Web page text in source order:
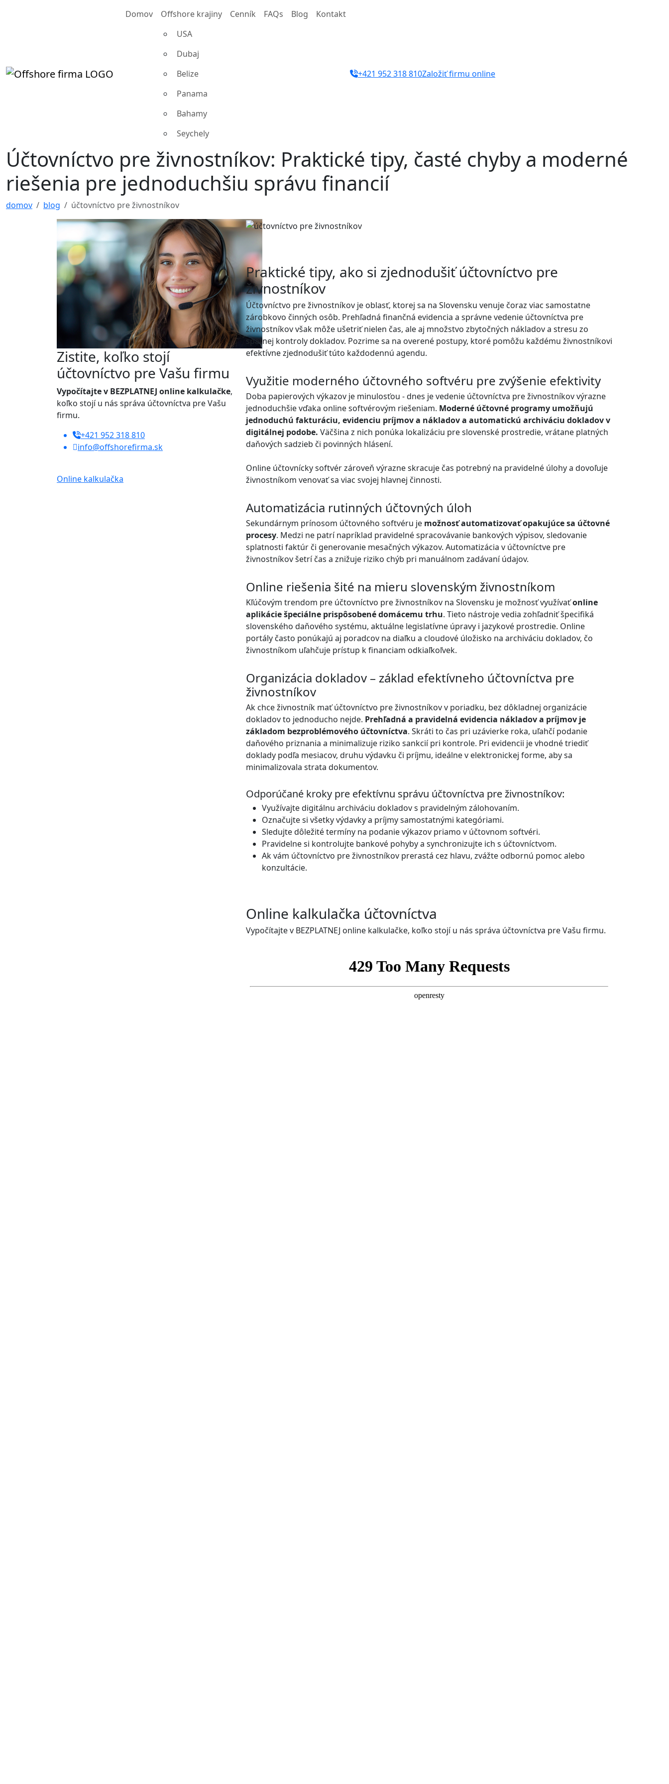
Domov
Offshore krajiny
USA
Dubaj
Belize
Panama
Bahamy
Seychely
Cenník FAQs Blog Kontakt
+421 952 318 810Založiť firmu online
Účtovníctvo pre živnostníkov: Praktické tipy, časté chyby a moderné
riešenia pre jednoduchšiu správu financií
domov blog účtovníctvo pre živnostníkov
Zistite, koľko stojí
účtovníctvo pre Vašu firmu
Vypočítajte v BEZPLATNEJ online kalkulačke,
koľko stojí u nás správa účtovníctva pre Vašu
firmu.
+421 952 318 810
info@offshorefirma.sk
Online kalkulačka
Praktické tipy, ako si zjednodušiť účtovníctvo pre
živnostníkov
Účtovníctvo pre živnostníkov je oblasť, ktorej sa na Slovensku venuje čoraz viac samostatne
zárobkovo činných osôb. Prehľadná finančná evidencia a správne vedenie účtovníctva pre
živnostníkov však môže ušetriť nielen čas, ale aj množstvo zbytočných nákladov a stresu zo
spätnej kontroly dokladov. Pozrime sa na overené postupy, ktoré pomôžu každému živnostníkovi
efektívne zjednodušiť túto každodennú agendu.
Využitie moderného účtovného softvéru pre zvýšenie efektivity
Doba papierových výkazov je minulosťou - dnes je vedenie účtovníctva pre živnostníkov výrazne
jednoduchšie vďaka online softvérovým riešeniam. Moderné účtovné programy umožňujú
jednoduchú fakturáciu, evidenciu príjmov a nákladov a automatickú archiváciu dokladov v
digitálnej podobe. Väčšina z nich ponúka lokalizáciu pre slovenské prostredie, vrátane platných
daňových sadzieb či povinných hlásení.
Online účtovnícky softvér zároveň výrazne skracuje čas potrebný na pravidelné úlohy a dovoľuje
živnostníkom venovať sa viac svojej hlavnej činnosti.
Automatizácia rutinných účtovných úloh
Sekundárnym prínosom účtovného softvéru je možnosť automatizovať opakujúce sa účtovné
procesy. Medzi ne patrí napríklad pravidelné spracovávanie bankových výpisov, sledovanie
splatnosti faktúr či generovanie mesačných výkazov. Automatizácia v účtovníctve pre
živnostníkov šetrí čas a znižuje riziko chýb pri manuálnom zadávaní údajov.
Online riešenia šité na mieru slovenským živnostníkom
Kľúčovým trendom pre účtovníctvo pre živnostníkov na Slovensku je možnosť využívaťonline
aplikácie špeciálne prispôsobené domácemu trhu. Tieto nástroje vedia zohľadniť špecifiká
slovenského daňového systému, aktuálne legislatívne úpravy i jazykové prostredie. Online
portály často ponúkajú aj poradcov na diaľku a cloudové úložisko na archiváciu dokladov, čo
živnostníkom uľahčuje prístup k financiam odkiaľkoľvek.
Organizácia dokladov – základ efektívneho účtovníctva pre
živnostníkov
Ak chce živnostník mať účtovníctvo pre živnostníkov v poriadku, bez dôkladnej organizácie
dokladov to jednoducho nejde. Prehľadná a pravidelná evidencia nákladov a príjmov je
základom bezproblémového účtovníctva. Skráti to čas pri uzávierke roka, uľahčí podanie
daňového priznania a minimalizuje riziko sankcií pri kontrole. Pri evidencii je vhodné triediť
doklady podľa mesiacov, druhu výdavku či príjmu, ideálne v elektronickej forme, aby sa
minimalizovala strata dokumentov.
Odporúčané kroky pre efektívnu správu účtovníctva pre živnostníkov:
Využívajte digitálnu archiváciu dokladov s pravidelným zálohovaním.
Označujte si všetky výdavky a príjmy samostatnými kategóriami.
Sledujte dôležité termíny na podanie výkazov priamo v účtovnom softvéri.
Pravidelne si kontrolujte bankové pohyby a synchronizujte ich s účtovníctvom.
Ak vám účtovníctvo pre živnostníkov prerastá cez hlavu, zvážte odbornú pomoc alebo
konzultácie.
Online kalkulačka účtovníctva
Vypočítajte v BEZPLATNEJ online kalkulačke, koľko stojí u nás správa účtovníctva pre Vašu firmu.